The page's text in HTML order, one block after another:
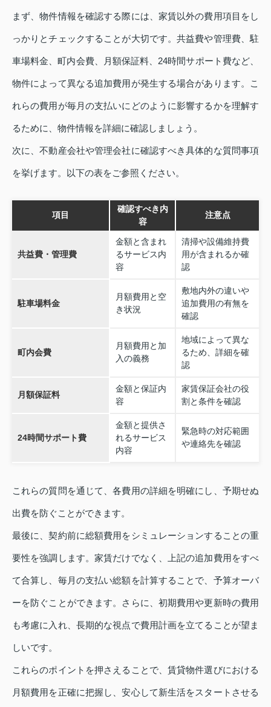
まず、物件情報を確認する際には、家賃以外の費用項目をし
っかりとチェックすることが大切です。共益費や管理費、駐
車場料金、町内会費、月額保証料、24時間サポート費など、
物件によって異なる追加費用が発生する場合があります。こ
れらの費用が毎月の支払いにどのように影響するかを理解す
るために、物件情報を詳細に確認しましょう。
次に、不動産会社や管理会社に確認すべき具体的な質問事項
を挙げます。以下の表をご参照ください。
項目
確認すべき内
容
注意点
共益費・管理費
金額と含まれ
るサービス内
容
清掃や設備維持費
用が含まれるか確
認
駐車場料金
月額費用と空
き状況
敷地内外の違いや
追加費用の有無を
確認
町内会費
月額費用と加
入の義務
地域によって異な
るため、詳細を確
認
月額保証料
金額と保証内
容
家賃保証会社の役
割と条件を確認
24時間サポート費
金額と提供さ
れるサービス
内容
緊急時の対応範囲
や連絡先を確認
これらの質問を通じて、各費用の詳細を明確にし、予期せぬ
出費を防ぐことができます。
最後に、契約前に総額費用をシミュレーションすることの重
要性を強調します。家賃だけでなく、上記の追加費用をすべ
て合算し、毎月の支払い総額を計算することで、予算オーバ
ーを防ぐことができます。さらに、初期費用や更新時の費用
も考慮に入れ、長期的な視点で費用計画を立てることが望ま
しいです。
これらのポイントを押さえることで、賃貸物件選びにおける
月額費用を正確に把握し、安心して新生活をスタートさせる